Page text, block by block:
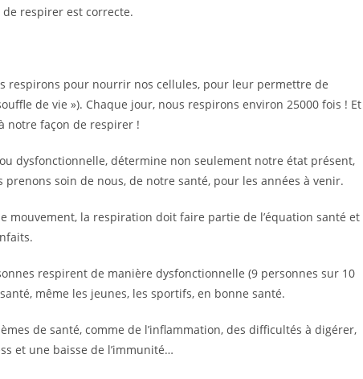
respirer est correcte.
respirons pour nourrir nos cellules, pour leur permettre de
de vie »). Chaque jour, nous respirons environ 25000 fois ! Et
notre façon de respirer !
dysfonctionnelle, détermine non seulement notre état présent,
soin de nous, de notre santé, pour les années à venir.
mouvement, la respiration doit faire partie de l’équation santé et
respirent de manière dysfonctionnelle (9 personnes sur 10
même les jeunes, les sportifs, en bonne santé.
de santé, comme de l’inflammation, des difficultés à digérer,
et une baisse de l’immunité…